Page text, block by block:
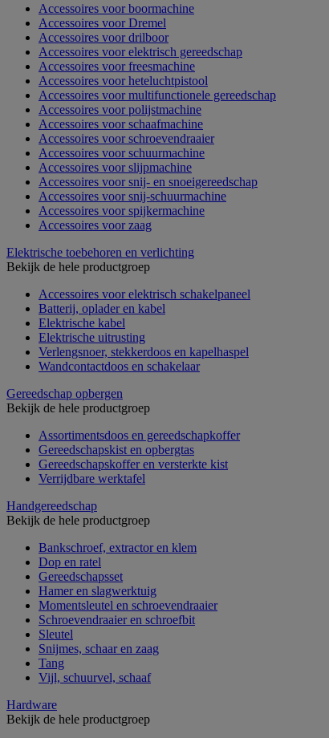
Accessoires voor boormachine
Accessoires voor Dremel
Accessoires voor drilboor
Accessoires voor elektrisch gereedschap
Accessoires voor freesmachine
Accessoires voor heteluchtpistool
Accessoires voor multifunctionele gereedschap
Accessoires voor polijstmachine
Accessoires voor schaafmachine
Accessoires voor schroevendraaier
Accessoires voor schuurmachine
Accessoires voor slijpmachine
Accessoires voor snij- en snoeigereedschap
Accessoires voor snij-schuurmachine
Accessoires voor spijkermachine
Accessoires voor zaag
Elektrische toebehoren en verlichting
Bekijk de hele productgroep
Accessoires voor elektrisch schakelpaneel
Batterij, oplader en kabel
Elektrische kabel
Elektrische uitrusting
Verlengsnoer, stekkerdoos en kapelhaspel
Wandcontactdoos en schakelaar
Gereedschap opbergen
Bekijk de hele productgroep
Assortimentsdoos en gereedschapkoffer
Gereedschapskist en opbergtas
Gereedschapskoffer en versterkte kist
Verrijdbare werktafel
Handgereedschap
Bekijk de hele productgroep
Bankschroef, extractor en klem
Dop en ratel
Gereedschapsset
Hamer en slagwerktuig
Momentsleutel en schroevendraaier
Schroevendraaier en schroefbit
Sleutel
Snijmes, schaar en zaag
Tang
Vijl, schuurvel, schaaf
Hardware
Bekijk de hele productgroep